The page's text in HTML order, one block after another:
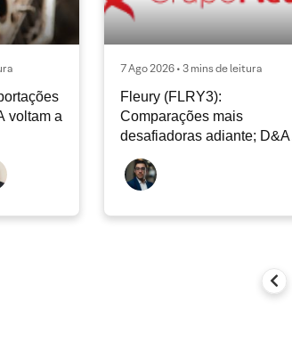
voltam a
7 Ago 2026 • 3 mins de leitura
Fleury (FLRY3):
Comparações mais
desafiadoras adiante; D&A
deve permanecer nos níveis
atuais